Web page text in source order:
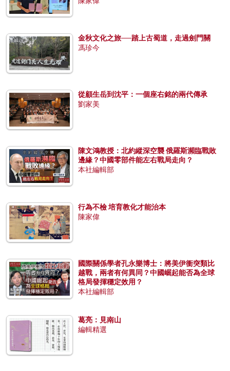
金秋文化之旅──踏上古蜀道，走過劍門關
馮珍今
從顧生岳到沈平：一個座右銘的兩代傳承
劉家美
陳文鴻教授：北約縱深空襲 俄羅斯瀕臨戰敗
邊緣？中國零部件能左右戰局走向？
本社編輯部
行為不檢 培育教化才能治本
陳家偉
國際關係學者孔永樂博士：將美伊衝突類比
越戰，兩者有何異同？中國崛起能否為全球
格局發揮穩定效用？
本社編輯部
葛亮：見南山
編輯精選